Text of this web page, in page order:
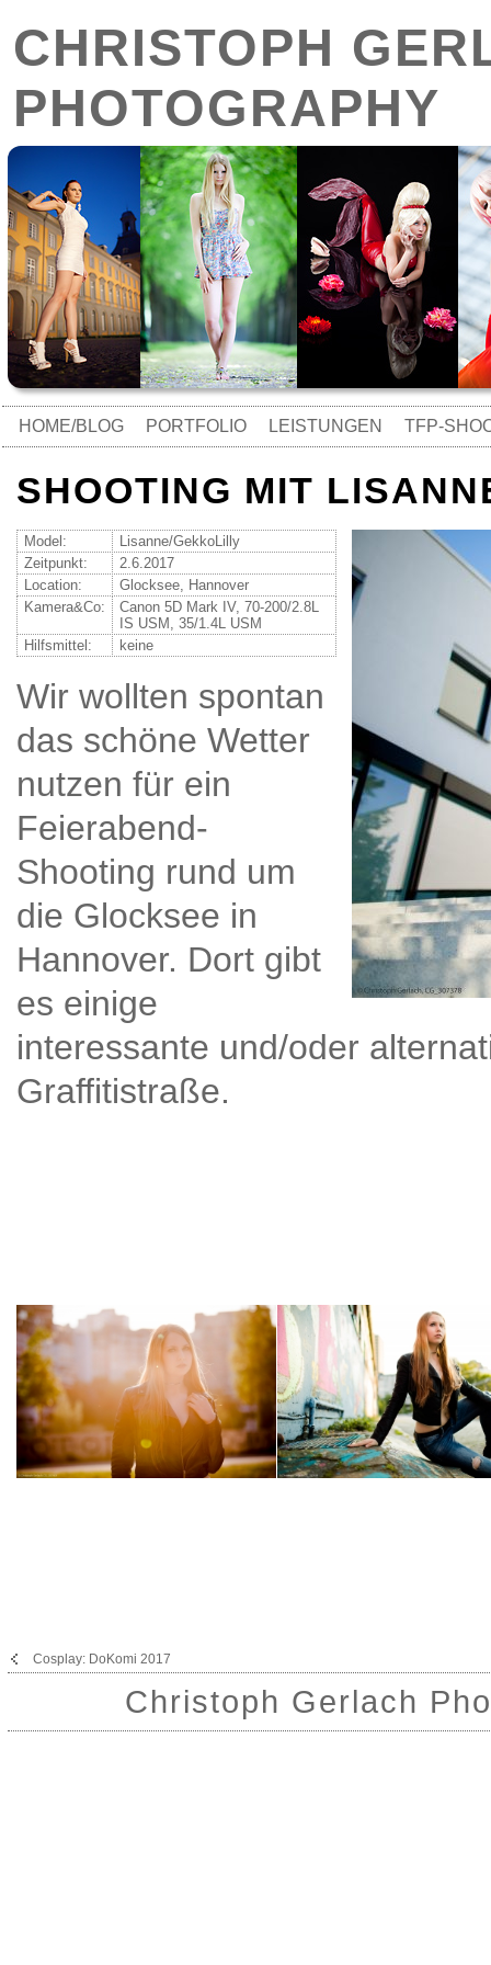
CHRISTOPH
PHOTOGRAPHY
HOME/BLOG PORTFOLIO LEISTUNGEN TFP-
SHOOTING MIT
Model:
Lisanne/GekkoLilly
Zeitpunkt:
2.6.2017
Location:
Glocksee, Hannover
Kamera&Co:
Canon 5D Mark IV, 70-200/2.8L
IS USM, 35/1.4L USM
Hilfsmittel:
keine
Wir wollten spontan
das schöne Wetter
nutzen für ein
Feierabend-
Shooting rund um
die Glocksee in
Hannover. Dort gibt
es einige
interessante und/oder
Graffitistraße.
Cosplay: DoKomi 2017
Christoph Gerlach